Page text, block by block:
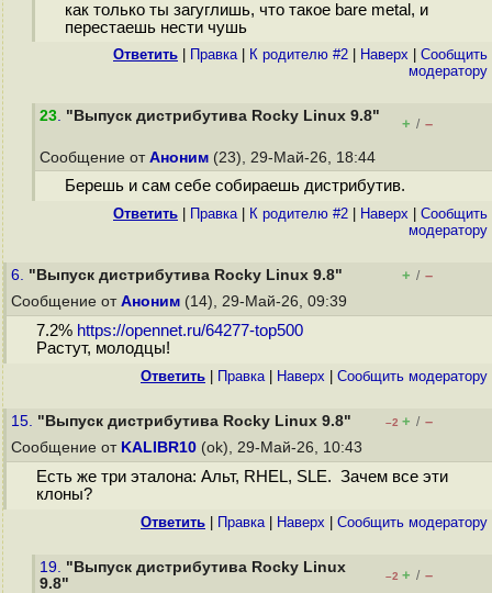
как только ты загуглишь, что такое bare metal, и
перестаешь нести чушь
Ответить Правка| К родителю #2 Наверх
Cообщить
модератору
23. "Выпуск дистрибутива Rocky Linux 9.8" + / –
Сообщение от Аноним (23), 29-Май-26, 18:44
Берешь и сам себе собираешь дистрибутив.
Ответить Правка| К родителю #2 Наверх
Cообщить
модератору
6. "Выпуск дистрибутива Rocky Linux 9.8" + / –
Сообщение от Аноним (14), 29-Май-26, 09:39
7.2% https://opennet.ru/64277-top500
Растут, молодцы!
Ответить Правка| Наверх Cообщить модератору
15. "Выпуск дистрибутива Rocky Linux 9.8" –2 + / –
Сообщение от KALIBR10 (ok), 29-Май-26, 10:43
Есть же три эталона: Альт, RHEL, SLE. Зачем все эти
клоны?
Ответить Правка| Наверх Cообщить модератору
19. "Выпуск дистрибутива Rocky Linux
9.8"
–2 + / –